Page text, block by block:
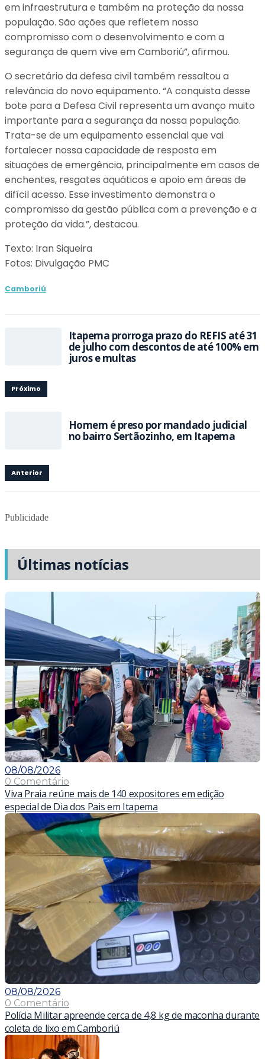
em infraestrutura e também na proteção da nossa
população. São ações que refletem nosso
compromisso com o desenvolvimento e com a
segurança de quem vive em Camboriú”, afirmou.
O secretário da defesa civil também ressaltou a
relevância do novo equipamento. “A conquista desse
bote para a Defesa Civil representa um avanço muito
importante para a segurança da nossa população.
Trata-se de um equipamento essencial que vai
fortalecer nossa capacidade de resposta em
situações de emergência, principalmente em casos de
enchentes, resgates aquáticos e apoio em áreas de
difícil acesso. Esse investimento demonstra o
compromisso da gestão pública com a prevenção e a
proteção da vida.”, destacou.
Texto: Iran Siqueira
Fotos: Divulgação PMC
Camboriú
Itapema prorroga prazo do REFIS até 31
de julho com descontos de até 100% em
juros e multas
Próximo
Homem é preso por mandado judicial
no bairro Sertãozinho, em Itapema
Anterior
Publicidade
Últimas notícias
08/08/2026
0 Comentário
Viva Praia reúne mais de 140 expositores em edição
especial de Dia dos Pais em Itapema
08/08/2026
0 Comentário
Polícia Militar apreende cerca de 4,8 kg de maconha durante
coleta de lixo em Camboriú